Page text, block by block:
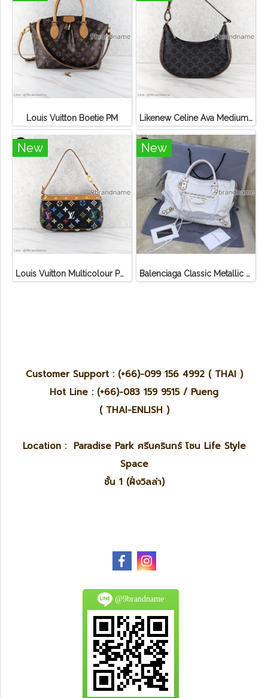
Louis Vuitton Boetie PM Likenew Celine Ava Medium Triomphe Canvas
New
Louis Vuitton Multicolour Pochette Canvas
New
Balenciaga Classic Metallic Edge City Bag
Customer Support : (+66)-099 156 4992 ( THAI )
Hot Line : (+66)-083 159 9515 / Pueng
( THAI-ENLISH )
Location : Paradise Park ศรีนครินทร์ โซน Life Style
Space
ชั้น 1 (ฝั่งวิลล่า)
@9brandname